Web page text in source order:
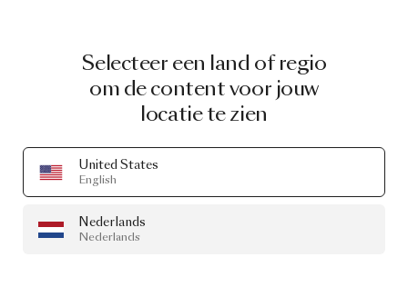
Selecteer een land of regio
om de content voor jouw
locatie te zien
United States
English
Nederlands
Nederlands